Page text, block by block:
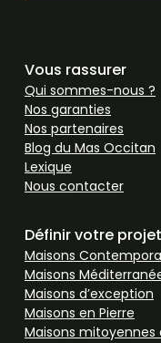
Vous rassurer
Qui sommes-nous ?
Nos garanties
Nos partenaires
Blog du Mas Occitan
Lexique
Nous contacter
Définir votre projet
Maisons
Maisons
Maisons d’exception
Maisons en Pierre
Maisons